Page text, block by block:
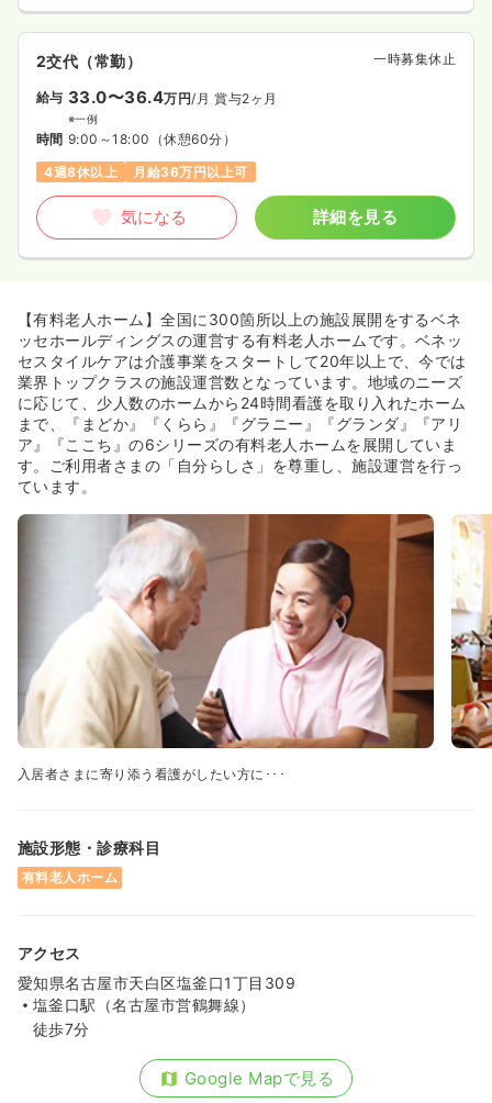
2交代（常勤） 一時募集休止
給与 33.0〜36.4万円/月 賞与2ヶ月
※一例
時間 9:00～18:00 （休憩60分）
4週8休以上
月給36万円以上可
気になる 詳細を見る
【有料老人ホーム】全国に300箇所以上の施設展開をするベネ
ッセホールディングスの運営する有料老人ホームです。ベネッ
セスタイルケアは介護事業をスタートして20年以上で、今では
業界トップクラスの施設運営数となっています。地域のニーズ
に応じて、少人数のホームから24時間看護を取り入れたホーム
まで、『まどか』『くらら』『グラニー』『グランダ』『アリ
ア』『ここち』の6シリーズの有料老人ホームを展開していま
す。ご利用者さまの「自分らしさ」を尊重し、施設運営を行っ
ています。
入居者さまに寄り添う看護がしたい方に･･･
施設形態・診療科目
有料老人ホーム
アクセス
愛知県名古屋市天白区塩釜口1丁目309
塩釜口駅（名古屋市営鶴舞線）
徒歩7分
Google Mapで見る